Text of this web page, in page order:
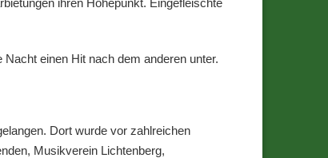
ihren Höhepunkt. Eingefleischte
einen Hit nach dem anderen unter.
Dort wurde vor zahlreichen
Musikverein Lichtenberg,